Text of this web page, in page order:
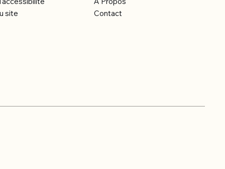
site
Contact